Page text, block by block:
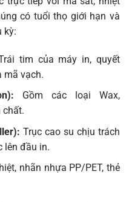
có tuổi thọ giới hạn và
kỳ:
tim của máy in, quyết
mã vạch.
Gồm các loại Wax,
chất.
Trục cao su chịu trách
lên đầu in.
nhãn nhựa PP/PET, thẻ